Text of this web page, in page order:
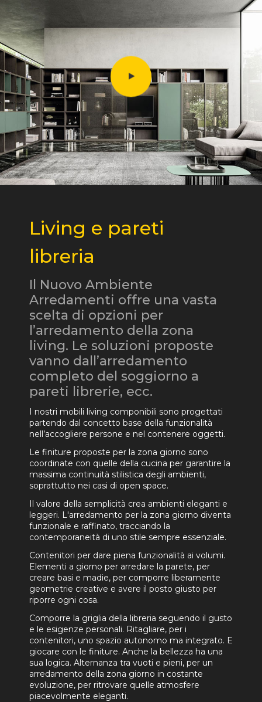
Living e pareti
libreria
Il Nuovo Ambiente
Arredamenti offre una vasta
scelta di opzioni per
l’arredamento della zona
living. Le soluzioni proposte
vanno dall’arredamento
completo del soggiorno a
pareti librerie, ecc.
I nostri mobili living componibili sono progettati
partendo dal concetto base della funzionalità
nell’accogliere persone e nel contenere oggetti.
Le finiture proposte per la zona giorno sono
coordinate con quelle della cucina per garantire la
massima continuità stilistica degli ambienti,
soprattutto nei casi di open space.
Il valore della semplicità crea ambienti eleganti e
leggeri. L'arredamento per la zona giorno diventa
funzionale e raffinato, tracciando la
contemporaneità di uno stile sempre essenziale.
Contenitori per dare piena funzionalità ai volumi.
Elementi a giorno per arredare la parete, per
creare basi e madie, per comporre liberamente
geometrie creative e avere il posto giusto per
riporre ogni cosa.
Comporre la griglia della libreria seguendo il gusto
e le esigenze personali. Ritagliare, per i
contenitori, uno spazio autonomo ma integrato. E
giocare con le finiture. Anche la bellezza ha una
sua logica. Alternanza tra vuoti e pieni, per un
arredamento della zona giorno in costante
evoluzione, per ritrovare quelle atmosfere
piacevolmente eleganti.